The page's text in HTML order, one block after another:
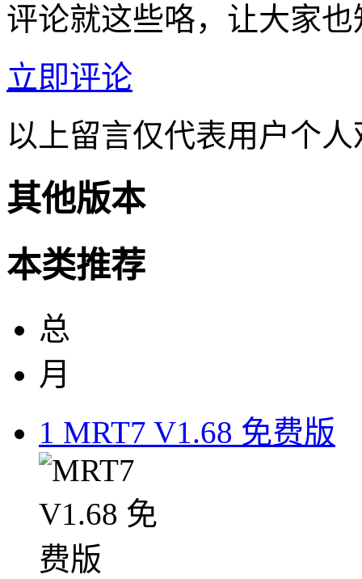
评论就这些咯，让大家
立即评论
以上留言仅代表用户个
其他版本
本类推荐
总
月
1 MRT7 V1.68 免费版